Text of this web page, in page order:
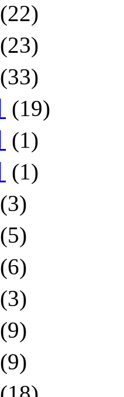
(22)
(23)
(33)
(19)
(1)
(1)
(3)
(5)
(6)
(3)
(9)
(9)